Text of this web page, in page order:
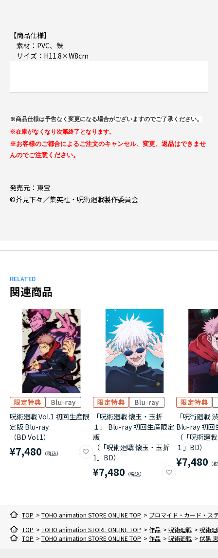
【商品仕様】
素材：PVC、鉄
サイズ：H11.8×W8cm
※商品仕様は予告なく変更になる場合がございますのでご了承ください。
※在庫がなくなり次第終了となります。
※お客様のご都合によるご注文のキャンセル、変更、返品はできませ
んのでご注意ください。
発売元：東宝
©芥見下々／集英社・呪術廻戦製作委員会
RELATED
関連商品
呪術廻戦 Vol.1 初回生産限
定版 Blu-ray
（BD Vol.1）
¥7,480
「呪術廻戦 懐玉・玉折
１」 Blu-ray 初回生産限定
版
（「呪術廻戦 懐玉・玉折
1」BD）
¥7,480
「呪術廻戦
Blu-ray 初回
（「呪術廻
１」BD）
¥7,480
TOP > TOHO animation STORE ONLINE TOP > ブロマイド・カード・ス
TOP > TOHO animation STORE ONLINE TOP > 作品 > 呪術廻戦 > 呪術
TOP > TOHO animation STORE ONLINE TOP > 作品 > 呪術廻戦 > 伏黒 恵